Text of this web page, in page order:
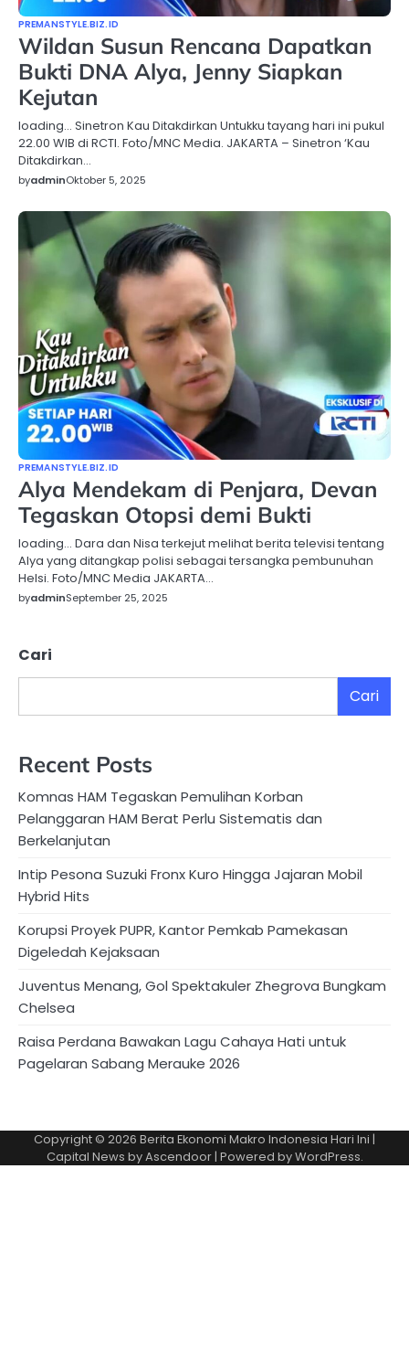
PREMANSTYLE.BIZ.ID
Wildan Susun Rencana Dapatkan
Bukti DNA Alya, Jenny Siapkan
Kejutan
loading… Sinetron Kau Ditakdirkan Untukku tayang hari ini pukul
22.00 WIB di RCTI. Foto/MNC Media. JAKARTA – Sinetron ‘Kau
Ditakdirkan…
byadminOktober 5, 2025
PREMANSTYLE.BIZ.ID
Alya Mendekam di Penjara, Devan
Tegaskan Otopsi demi Bukti
loading… Dara dan Nisa terkejut melihat berita televisi tentang
Alya yang ditangkap polisi sebagai tersangka pembunuhan
Helsi. Foto/MNC Media JAKARTA…
byadminSeptember 25, 2025
Cari
Cari
Recent Posts
Komnas HAM Tegaskan Pemulihan Korban
Pelanggaran HAM Berat Perlu Sistematis dan
Berkelanjutan
Intip Pesona Suzuki Fronx Kuro Hingga Jajaran Mobil
Hybrid Hits
Korupsi Proyek PUPR, Kantor Pemkab Pamekasan
Digeledah Kejaksaan
Juventus Menang, Gol Spektakuler Zhegrova Bungkam
Chelsea
Raisa Perdana Bawakan Lagu Cahaya Hati untuk
Pagelaran Sabang Merauke 2026
Copyright © 2026 Berita Ekonomi Makro Indonesia Hari Ini |
Capital News byAscendoor| Powered byWordPress.